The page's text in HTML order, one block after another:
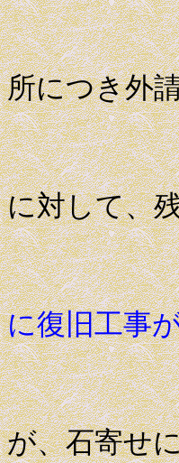
５月２
所につき外
６月
に対して、
６
に復旧工事
６月１
が、石寄せ